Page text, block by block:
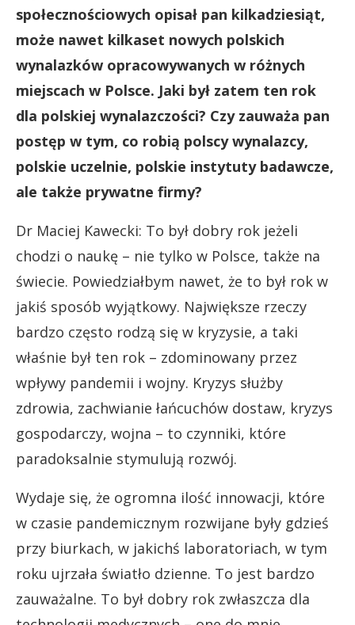
społecznościowych opisał pan kilkadziesiąt,
może nawet kilkaset nowych polskich
wynalazków opracowywanych w różnych
miejscach w Polsce. Jaki był zatem ten rok
dla polskiej wynalazczości? Czy zauważa pan
postęp w tym, co robią polscy wynalazcy,
polskie uczelnie, polskie instytuty badawcze,
ale także prywatne firmy?
Dr Maciej Kawecki: To był dobry rok jeżeli
chodzi o naukę – nie tylko w Polsce, także na
świecie. Powiedziałbym nawet, że to był rok w
jakiś sposób wyjątkowy. Największe rzeczy
bardzo często rodzą się w kryzysie, a taki
właśnie był ten rok – zdominowany przez
wpływy pandemii i wojny. Kryzys służby
zdrowia, zachwianie łańcuchów dostaw, kryzys
gospodarczy, wojna – to czynniki, które
paradoksalnie stymulują rozwój.
Wydaje się, że ogromna ilość innowacji, które
w czasie pandemicznym rozwijane były gdzieś
przy biurkach, w jakichś laboratoriach, w tym
roku ujrzała światło dzienne. To jest bardzo
zauważalne. To był dobry rok zwłaszcza dla